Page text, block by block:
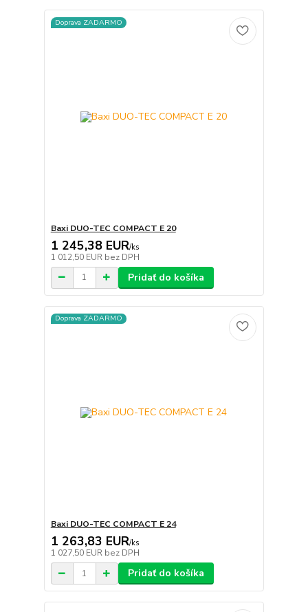
Doprava ZADARMO
Baxi DUO-TEC COMPACT E 20
1 245,38 EUR/ks
1 012,50 EUR bez DPH
Pridať do košíka
Doprava ZADARMO
Baxi DUO-TEC COMPACT E 24
1 263,83 EUR/ks
1 027,50 EUR bez DPH
Pridať do košíka